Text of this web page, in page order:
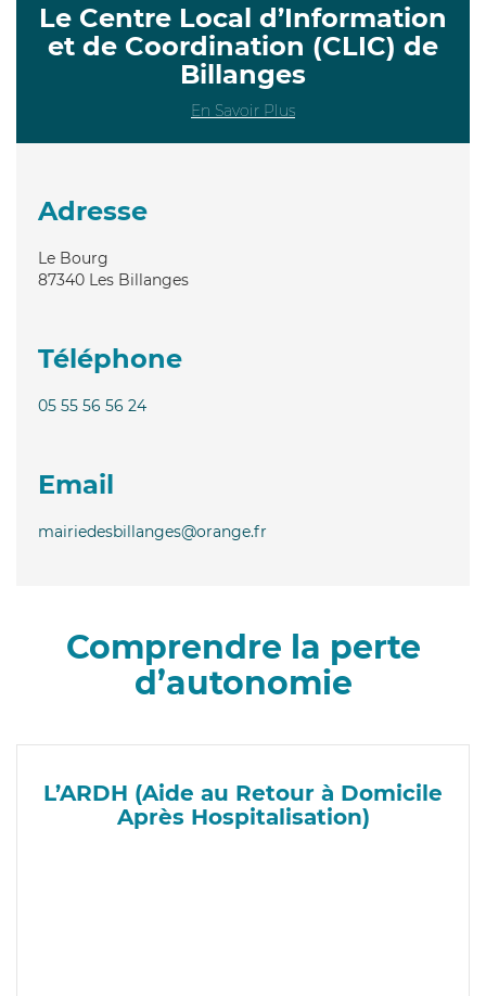
Le Centre Local d’Information
et de Coordination (CLIC) de
Billanges
En Savoir Plus
Adresse
Le Bourg
87340 Les Billanges
Téléphone
05 55 56 56 24
Email
mairiedesbillanges@orange.fr
Comprendre la perte
d’autonomie
L’ARDH (Aide au Retour à Domicile
Après Hospitalisation)